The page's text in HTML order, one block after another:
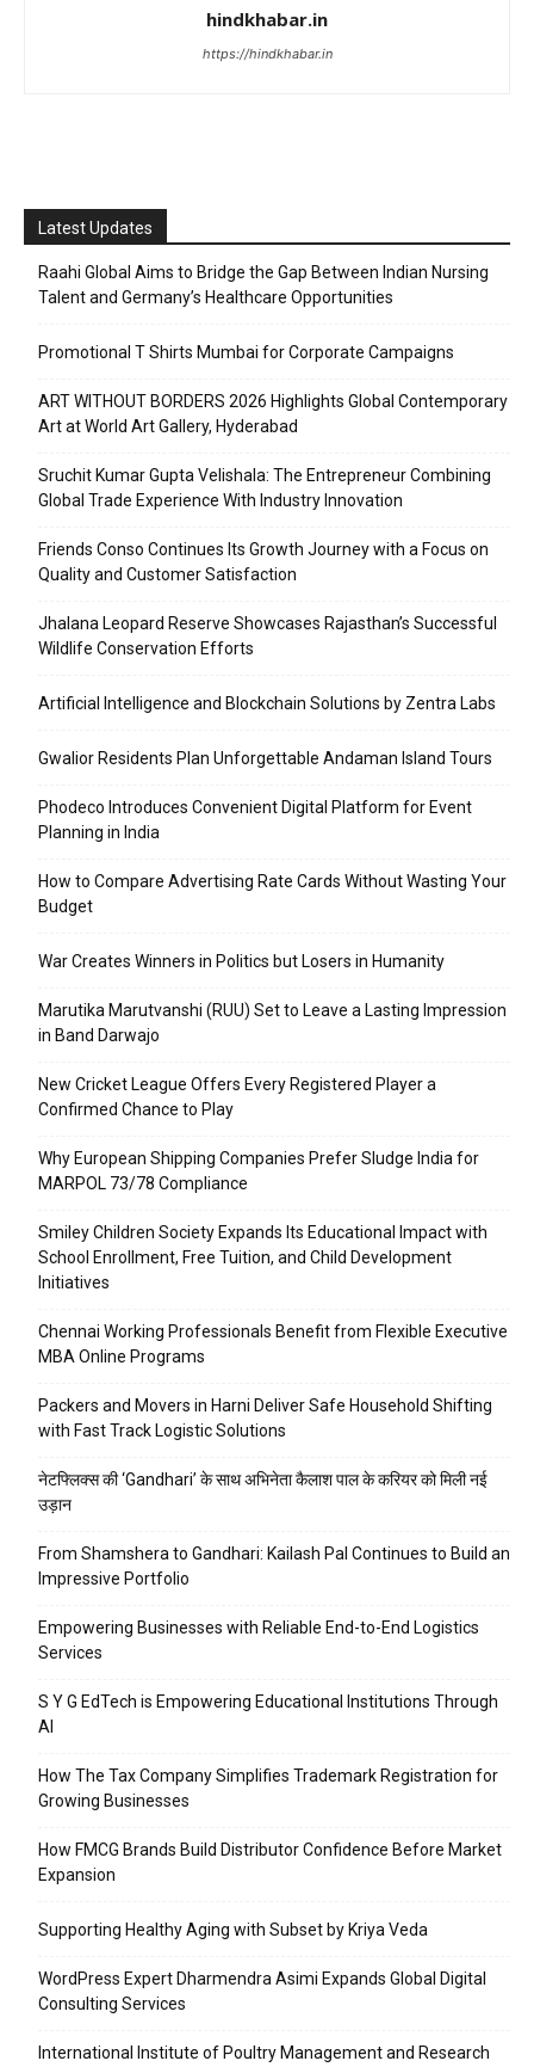
hindkhabar.in
https://hindkhabar.in
Latest Updates
Raahi Global Aims to Bridge the Gap Between Indian Nursing
Talent and Germany’s Healthcare Opportunities
Promotional T Shirts Mumbai for Corporate Campaigns
ART WITHOUT BORDERS 2026 Highlights Global Contemporary
Art at World Art Gallery, Hyderabad
Sruchit Kumar Gupta Velishala: The Entrepreneur Combining
Global Trade Experience With Industry Innovation
Friends Conso Continues Its Growth Journey with a Focus on
Quality and Customer Satisfaction
Jhalana Leopard Reserve Showcases Rajasthan’s Successful
Wildlife Conservation Efforts
Artificial Intelligence and Blockchain Solutions by Zentra Labs
Gwalior Residents Plan Unforgettable Andaman Island Tours
Phodeco Introduces Convenient Digital Platform for Event
Planning in India
How to Compare Advertising Rate Cards Without Wasting Your
Budget
War Creates Winners in Politics but Losers in Humanity
Marutika Marutvanshi (RUU) Set to Leave a Lasting Impression
in Band Darwajo
New Cricket League Offers Every Registered Player a
Confirmed Chance to Play
Why European Shipping Companies Prefer Sludge India for
MARPOL 73/78 Compliance
Smiley Children Society Expands Its Educational Impact with
School Enrollment, Free Tuition, and Child Development
Initiatives
Chennai Working Professionals Benefit from Flexible Executive
MBA Online Programs
Packers and Movers in Harni Deliver Safe Household Shifting
with Fast Track Logistic Solutions
नेटफ्लिक्स की ‘Gandhari’ के साथ अभिनेता कैलाश पाल के करियर को मिली नई
उड़ान
From Shamshera to Gandhari: Kailash Pal Continues to Build an
Impressive Portfolio
Empowering Businesses with Reliable End-to-End Logistics
Services
S Y G EdTech is Empowering Educational Institutions Through
AI
How The Tax Company Simplifies Trademark Registration for
Growing Businesses
How FMCG Brands Build Distributor Confidence Before Market
Expansion
Supporting Healthy Aging with Subset by Kriya Veda
WordPress Expert Dharmendra Asimi Expands Global Digital
Consulting Services
International Institute of Poultry Management and Research